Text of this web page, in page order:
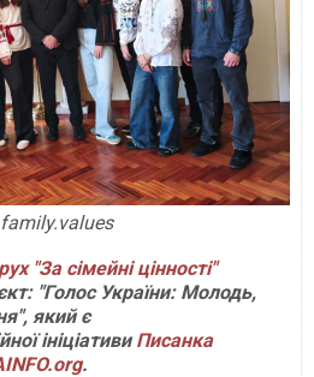
"За сімейні цінності"
"Голос України: Молодь,
який є
ініціативи Писанка
.